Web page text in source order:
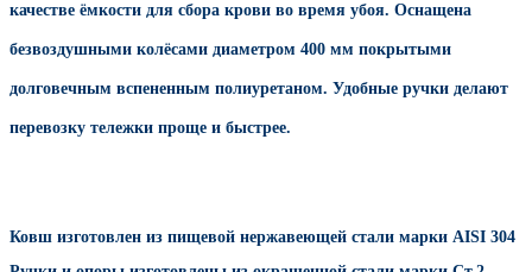
качестве ёмкости для сбора крови во время убоя. Оснащена
безвоздушными колёсами диаметром 400 мм покрытыми
долговечным вспененным полиуретаном. Удобные ручки делают
перевозку тележки проще и быстрее.
Ковш изготовлен из пищевой нержавеющей стали марки AISI 304